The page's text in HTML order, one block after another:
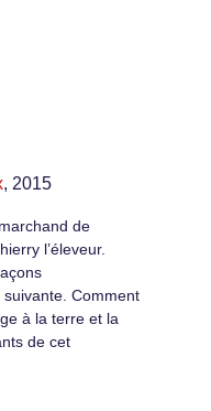
, 2015
de
l’éleveur.
Comment
à la terre et la
de cet